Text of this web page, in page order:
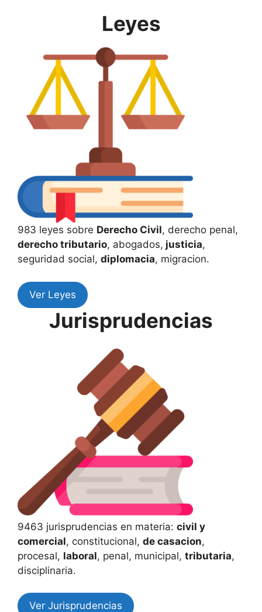
Leyes
983 leyes sobre Derecho Civil, derecho penal,
derecho tributario, abogados, justicia,
seguridad social, diplomacia, migracion.
Ver Leyes
Jurisprudencias
9463 jurisprudencias en materia: civil y
comercial, constitucional, de casacion,
procesal, laboral, penal, municipal, tributaria,
disciplinaria.
Ver Jurisprudencias